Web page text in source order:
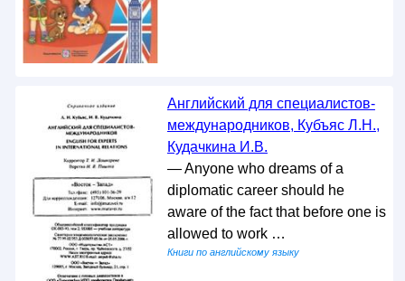
Английский для специалистов-
международников, Кубъяс Л.Н.,
Кудачкина И.В.
— Anyone who dreams of a
diplomatic career should he
aware of the fact that before one is
allowed to work …
Книги по английскому языку